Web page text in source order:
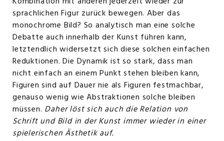
sprachlichen Figur zurück bewegen. Aber das
monochrome Bild? So analytisch man eine solche
Debatte auch innerhalb der Kunst führen kann,
letztendlich widersetzt sich diese solchen einfachen
Reduktionen. Die Dynamik ist so stark, dass man
nicht einfach an einem Punkt stehen bleiben kann,
Figuren sind auf Dauer nie als Figuren festmachbar,
genauso wenig wie Abstraktionen solche bleiben
müssen. Daher löst sich auch die Relation von
Schrift und Bild in der Kunst immer wieder in einer
spielerischen Ästhetik auf.